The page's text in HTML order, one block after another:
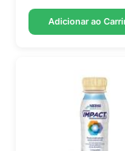
Adicionar ao